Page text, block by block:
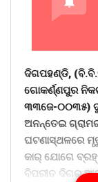
ଦିଗପହଣ୍ଡି,
ଗୋକର୍ଣ୍ଣପୁର
୩୩ଜେ-୦୦୩୫)
ଅନନ୍ତେଇ
ଘଟଣାସ୍ଥଳରେ
କାର୍ ଯୋଗେ
ବିପରୀତ ଦିଗରୁ